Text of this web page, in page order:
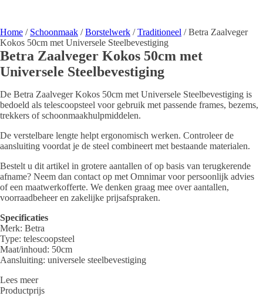
Home / Schoonmaak /Borstelwerk /Traditioneel / Betra Zaalveger
Kokos 50cm met Universele Steelbevestiging
Betra Zaalveger Kokos 50cm met
Universele Steelbevestiging
De Betra Zaalveger Kokos 50cm met Universele Steelbevestiging is
bedoeld als telescoopsteel voor gebruik met passende frames, bezems,
trekkers of schoonmaakhulpmiddelen.
De verstelbare lengte helpt ergonomisch werken. Controleer de
aansluiting voordat je de steel combineert met bestaande materialen.
Bestelt u dit artikel in grotere aantallen of op basis van terugkerende
afname? Neem dan contact op met Omnimar voor persoonlijk advies
of een maatwerkofferte. We denken graag mee over aantallen,
voorraadbeheer en zakelijke prijsafspraken.
Specificaties
Merk: Betra
Type: telescoopsteel
Maat/inhoud: 50cm
Aansluiting: universele steelbevestiging
Lees meer
Productprijs